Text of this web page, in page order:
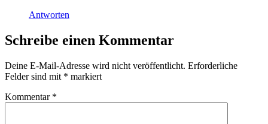
Antworten
Schreibe einen Kommentar
Deine E-Mail-Adresse wird nicht veröffentlicht. Erforderliche
Felder sind mit * markiert
Kommentar *